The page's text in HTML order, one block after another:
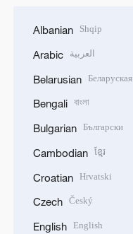
Albanian Shqip
Arabic العربية
Belarusian Беларуская
Bengali বাংলা
Bulgarian Български
Cambodian ខ្មែរ
Croatian Hrvatski
Czech Český
English English